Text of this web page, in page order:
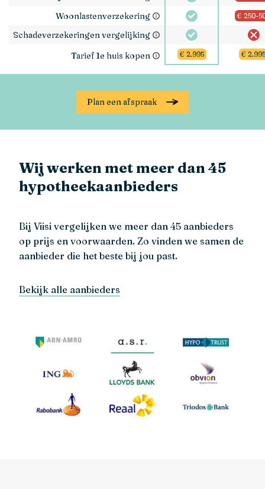
Woonlastenverzekering € 250-
Schadeverzekeringen vergelijking
Tarief 1e huis kopen
€ 2.995 € 2.995
Plan een afspraak
Wij werken met meer dan 45
hypotheekaanbieders
Bij Viisi vergelijken we meer dan 45 aanbieders
op prijs en voorwaarden. Zo vinden we samen de
aanbieder die het beste bij jou past.
Bekijk alle aanbieders